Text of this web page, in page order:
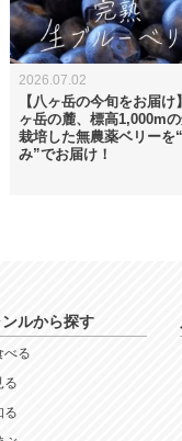
2026.07.02
【八ヶ岳の今旬をお届け
ヶ岳の麓、標高1,000m
栽培した無農薬ベリーを
み”でお届け！
ルから探す
べる
る
る